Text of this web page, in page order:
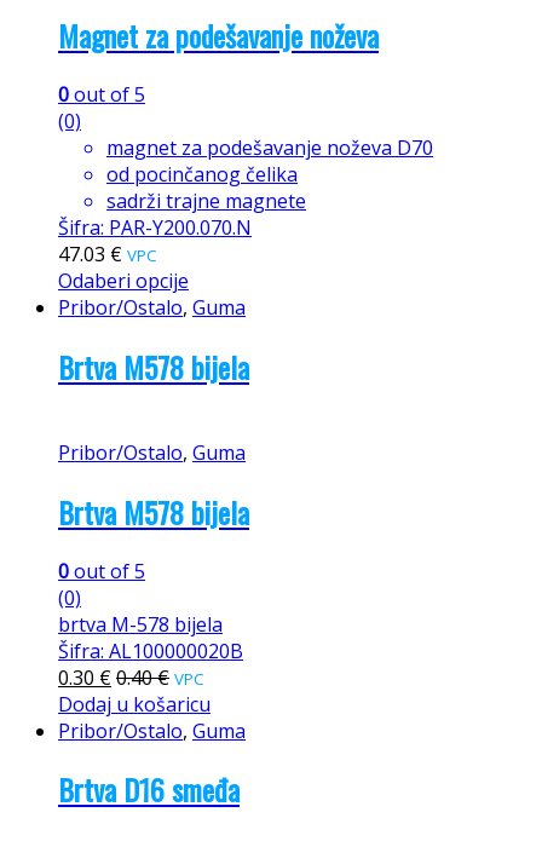
Magnet za podešavanje noževa
0out of 5
(0)
magnet za podešavanje noževa D70
od pocinčanog čelika
sadrži trajne magnete
Šifra: PAR-Y200.070.N
47.03 € VPC
Odaberi opcije
Pribor/Ostalo, Guma
Brtva M578 bijela
Pribor/Ostalo, Guma
Brtva M578 bijela
0out of 5
(0)
brtva M-578 bijela
Šifra: AL100000020B
0.30 €0.40€ VPC
Dodaj u košaricu
Pribor/Ostalo, Guma
Brtva D16 smeđa